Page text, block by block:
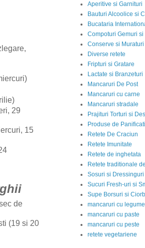
29
15
de
(19 si 20
Aperitive si Garnituri
Bauturi Alcoolice si
Bucataria
Compoturi Gemuri si
Conserve si Muraturi
Diverse retete
Fripturi si Gratare
Lactate si Branzeturi
Mancaruri De Post
Mancaruri cu carne
Mancaruri stradale
Prajituri Torturi si
Produse de
Retete De Craciun
Retete Imunitate
Retete de inghetata
Retete traditionale
Sosuri si Dressinguri
Sucuri Fresh-uri si
Supe Borsuri si
mancaruri cu legume
mancaruri cu paste
mancaruri cu peste
retete vegetariene